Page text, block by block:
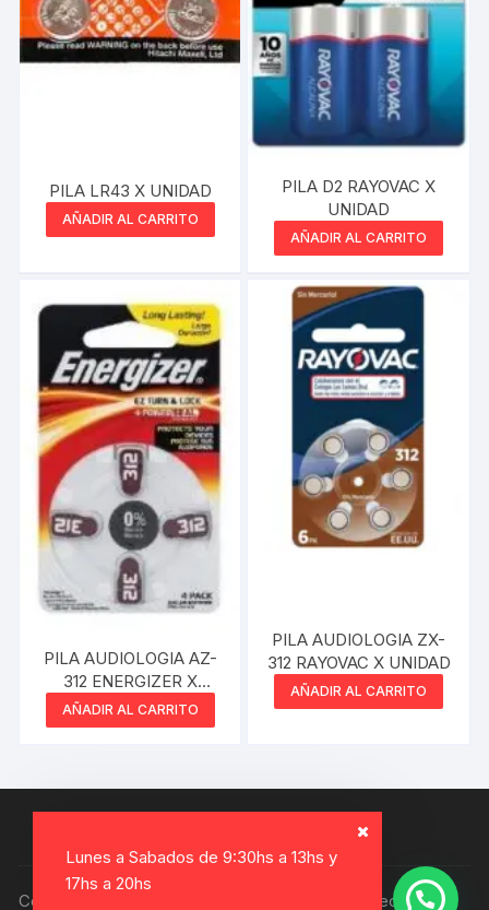
Lunes a Sabados de 9:30hs a 13hs y
17hs a 20hs
PILA LR43 X UNIDAD
AÑADIR AL CARRITO
PILA D2 RAYOVAC X
UNIDAD
AÑADIR AL CARRITO
PILA AUDIOLOGIA AZ-
312 ENERGIZER X
UNIDAD
AÑADIR AL CARRITO
PILA AUDIOLOGIA ZX-
312 RAYOVAC X UNIDAD
AÑADIR AL CARRITO
Copyright © 2026, Electro Gamer. Todos los derechos